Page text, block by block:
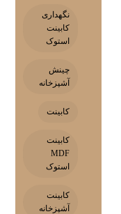
نگهداری
کابینت
استوک
چینش
آشپزخانه
کابینت
کابینت
MDF
استوک
کابینت
آشپزخانه